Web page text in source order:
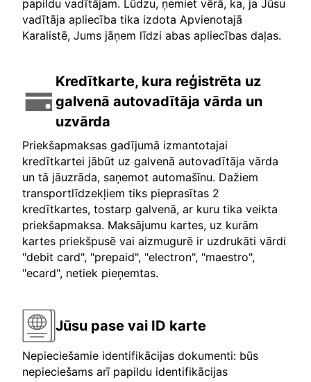
papildu vadītājam. Lūdzu, ņemiet vērā, ka, ja Jūsu
vadītāja apliecība tika izdota Apvienotajā
Karalistē, Jums jāņem līdzi abas apliecības daļas.
Kredītkarte, kura reģistrēta uz
galvenā autovadītāja vārda un
uzvārda
Priekšapmaksas gadījumā izmantotajai
kredītkartei jābūt uz galvenā autovadītāja vārda
un tā jāuzrāda, saņemot automašīnu. Dažiem
transportlīdzekļiem tiks pieprasītas 2
kredītkartes, tostarp galvenā, ar kuru tika veikta
priekšapmaksa. Maksājumu kartes, uz kurām
kartes priekšpusē vai aizmugurē ir uzdrukāti vārdi
"debit card", "prepaid", "electron", "maestro",
"ecard", netiek pieņemtas.
Jūsu pase vai ID karte
Nepieciešamie identifikācijas dokumenti: būs
nepieciešams arī papildu identifikācijas